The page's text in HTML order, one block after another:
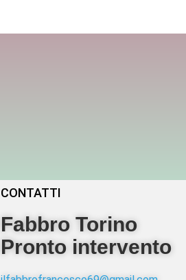
CONTATTI
Fabbro Torino
Pronto intervento